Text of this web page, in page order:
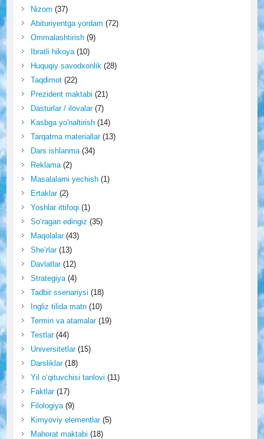
Nizom (37)
Abituriyentga yordam (72)
Ommalashtirish(9)
Ibratli hikoya(10)
Huquqiy savodxonlik(28)
Taqdimot(22)
Prezident maktabi (21)
Dasturlar / ilovalar(7)
Kasbga yo'naltirish(14)
Tarqatma materiallar(13)
Dars ishlanma(34)
Reklama(2)
Masalalarni yechish(1)
Ertaklar(2)
Yoshlar ittifoqi (1)
So‘ragan edingiz (35)
Maqolalar(43)
She’rlar(13)
Davlatlar(12)
Strategiya(4)
Tadbir ssenariysi (18)
Ingliz tilida matn(10)
Termin va atamalar(19)
Testlar(44)
Universitetlar(15)
Darsliklar(18)
Yil o‘qituvchisi tanlovi (11)
Faktlar(17)
Filologiya(9)
Kimyoviy elementlar(5)
Mahorat maktabi (18)